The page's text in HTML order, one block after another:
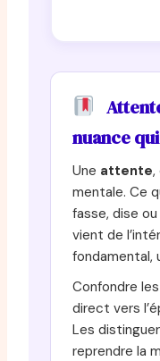
nuance
Une attente,
mentale. Ce
fasse, dise
vient de
fondamental,
Confondre
direct vers
Les
reprendre la